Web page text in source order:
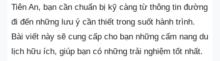
Tiên An, bạn cần chuẩn bị kỹ càng từ thông tin đường
đi đến những lưu ý cần thiết trong suốt hành trình.
Bài viết này sẽ cung cấp cho bạn những cẩm nang du
lịch hữu ích, giúp bạn có những trải nghiệm tốt nhất.